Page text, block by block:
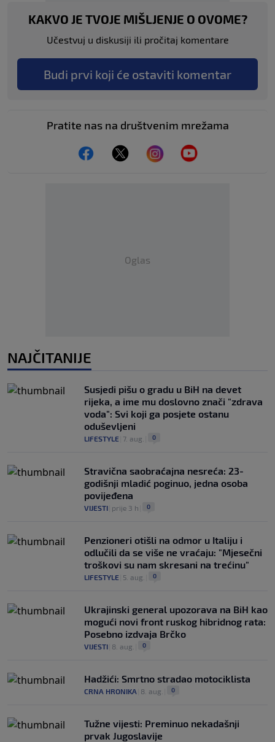
KAKVO JE TVOJE MIŠLJENJE O OVOME?
Učestvuj u diskusiji ili pročitaj komentare
Budi prvi koji će ostaviti komentar
Pratite nas na društvenim mrežama
Oglas
NAJČITANIJE
Susjedi pišu o gradu u BiH na devet
rijeka, a ime mu doslovno znači "zdrava
voda": Svi koji ga posjete ostanu
oduševljeni
LIFESTYLE 7. aug. 0
Stravična saobraćajna nesreća: 23-
godišnji mladić poginuo, jedna osoba
povijeđena
VIJESTI prije 3 h 0
Penzioneri otišli na odmor u Italiju i
odlučili da se više ne vraćaju: "Mjesečni
troškovi su nam skresani na trećinu"
LIFESTYLE 5. aug. 0
Ukrajinski general upozorava na BiH kao
mogući novi front ruskog hibridnog rata:
Posebno izdvaja Brčko
VIJESTI 8. aug. 0
Hadžići: Smrtno stradao motociklista
CRNA HRONIKA 8. aug. 0
Tužne vijesti: Preminuo nekadašnji
prvak Jugoslavije